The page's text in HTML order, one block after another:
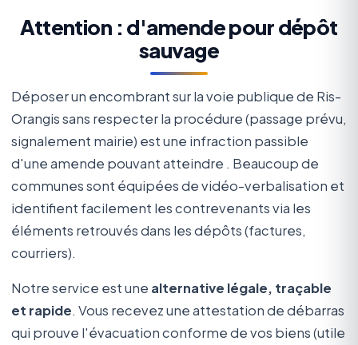
Attention : d'amende pour dépôt
sauvage
Déposer un encombrant sur la voie publique de Ris-
Orangis sans respecter la procédure (passage prévu,
signalement mairie) est une infraction passible
d'une amende pouvant atteindre . Beaucoup de
communes sont équipées de vidéo-verbalisation et
identifient facilement les contrevenants via les
éléments retrouvés dans les dépôts (factures,
courriers).
Notre service est une alternative légale, traçable
et rapide. Vous recevez une attestation de débarras
qui prouve l'évacuation conforme de vos biens (utile